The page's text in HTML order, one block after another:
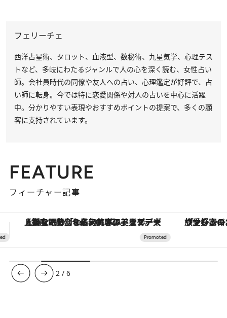
フェリーチェ
西洋占星術、タロット、血液型、数秘術、九星気学、心理テス
トなど、多岐にわたるジャンルで人の心を深く読む、女性占い
師。会社員時代の同僚や友人への占い、心理鑑定が好評で、占
い師に転身。今では特に恋愛関係や対人の占いを中心に活躍
中。分かりやすい表現やおすすめポイントの提案で、多くの顧
客に支持されています。
FEATURE
フィーチャー記事
ヴァシュロン・コンスタンタン「オーヴァーシーズ・オートマティック」。旅愛好家のお気に入りコレクションから、ジェンダーレスな新作が登場
3 /6